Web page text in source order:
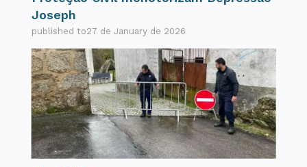
Joseph
published to27 de January de 2026